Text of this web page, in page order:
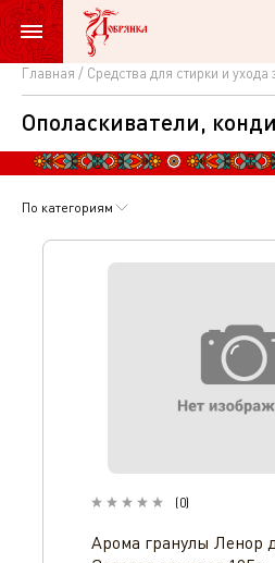
Главная Средства для стирки и ухода
Ополаскиватели,
кондиционеры
для
белья
По категориям
(0)
Арома гранулы Ленор